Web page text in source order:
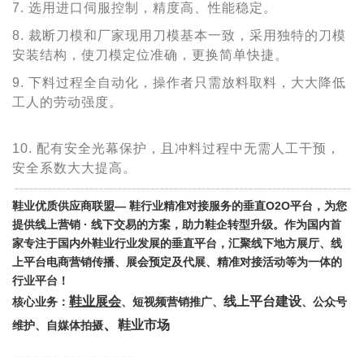
7. 选用进口伺服控制，精度高、性能稳定。
8. 裁断刀模和厂家现用刀模基本一致，采用独特的刀模
安装结构，使刀模定位准确，更换简单快捷。
9. 下料过程全自动化，操作者只需放料取料，大大降低
工人的劳动强度。
10. 配有安全光幕保护，且冲料过程中无需人工干预，
安全系数大大提高。
鞋业优质供应商联盟— 鞋行业精准对接服务的垂直O2O平台，为您
提供线上营销 · 线下交易的方案，助力鞋企转型升级。作为国内首
家专注于国内外鞋业行业发展的垂直平台，汇聚线下地方展厅、线
上平台电商营销传播、展会预定及代展、精准对接活动等为一体的
行业平台！
核心业务： 鞋业展会、 短视频营销推广、 线上平台建设、公众号
维护、自媒体拍摄、 鞋业市场